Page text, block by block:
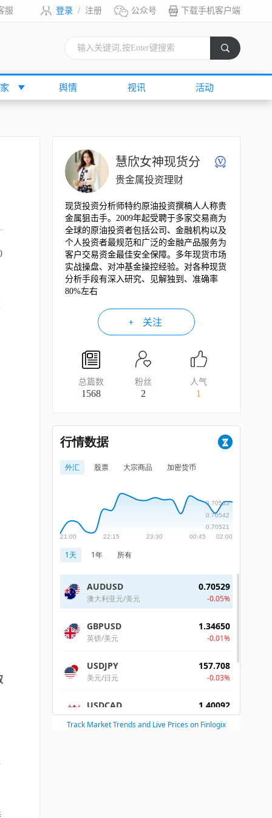
登录 / 注册 公众号 下载手机客户端
服
舆情 视讯 活动
慧欣女神现货分
析师
贵金属投资理财
现货投资分析师特约原油投资撰稿人人称贵
金属狙击手。2009年起受聘于多家交易商为
全球的原油投资者包括公司、金融机构以及
个人投资者最规范和广泛的金融产品服务为
客户交易资金最佳安全保障。多年现货市场
实战操盘、对冲基金操控经验。对各种现货
分析手段有深入研究、见解独到、准确率
80%左右
关注
总篇数
1568
粉丝
2
人气
1